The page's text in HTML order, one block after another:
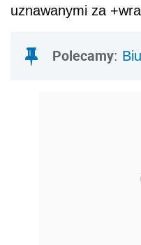
uznawanymi za
Polecamy: